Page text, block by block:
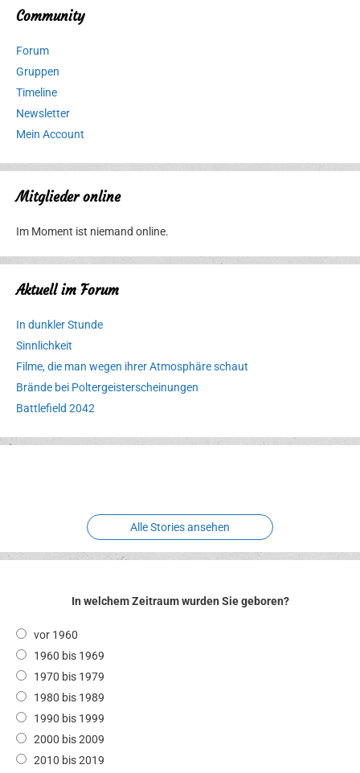
Community
Forum
Gruppen
Timeline
Newsletter
Mein Account
Mitglieder online
Im Moment ist niemand online.
Aktuell im Forum
In dunkler Stunde
Sinnlichkeit
Filme, die man wegen ihrer Atmosphäre schaut
Brände bei Poltergeisterscheinungen
Battlefield 2042
Erlebnispark
Verbotene
Alle Stories ansehen
In welchem Zeitraum wurden Sie geboren?
vor 1960
1960 bis 1969
1970 bis 1979
1980 bis 1989
1990 bis 1999
2000 bis 2009
2010 bis 2019